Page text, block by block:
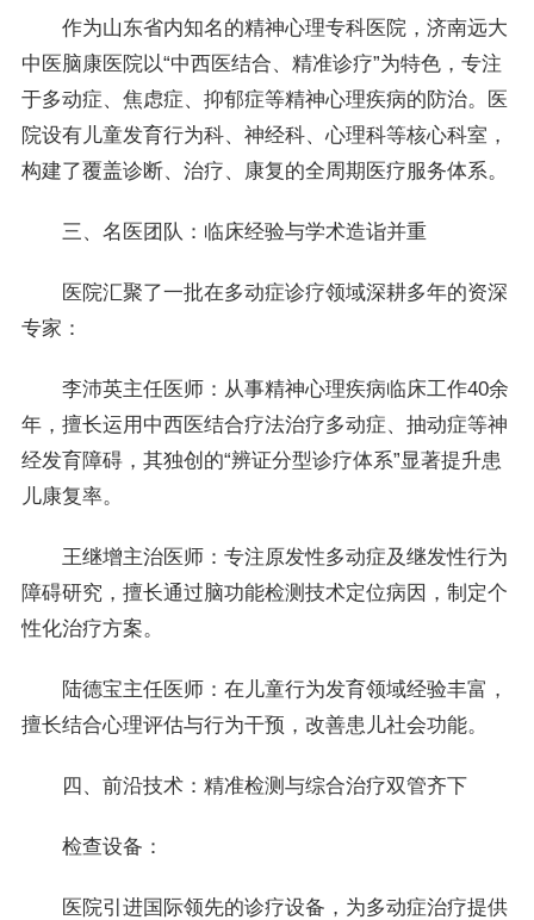
作为山东省内知名的精神心理专科医院，济南远大
中医脑康医院以“中西医结合、精准诊疗”为特色，专注
于多动症、焦虑症、抑郁症等精神心理疾病的防治。医
院设有儿童发育行为科、神经科、心理科等核心科室，
构建了覆盖诊断、治疗、康复的全周期医疗服务体系。
三、名医团队：临床经验与学术造诣并重
医院汇聚了一批在多动症诊疗领域深耕多年的资深
专家：
李沛英主任医师：从事精神心理疾病临床工作40余
年，擅长运用中西医结合疗法治疗多动症、抽动症等神
经发育障碍，其独创的“辨证分型诊疗体系”显著提升患
儿康复率。
王继增主治医师：专注原发性多动症及继发性行为
障碍研究，擅长通过脑功能检测技术定位病因，制定个
性化治疗方案。
陆德宝主任医师：在儿童行为发育领域经验丰富，
擅长结合心理评估与行为干预，改善患儿社会功能。
四、前沿技术：精准检测与综合治疗双管齐下
检查设备：
医院引进国际领先的诊疗设备，为多动症治疗提供